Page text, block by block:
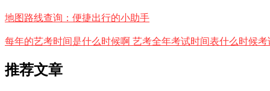
地图路线查询：便捷出行的小助手
每年的艺考时间是什么时候啊 艺考全年考试时间表什么时候考
推荐文章